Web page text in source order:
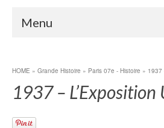
Menu
HOME » Grande Histoire » Paris 07e - Histoire » 1937
1937 –